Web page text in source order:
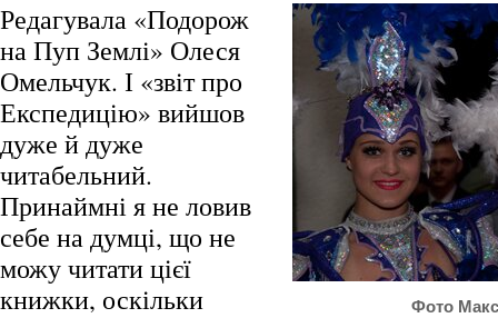
Фото
Редагувала «Подорож
на Пуп Землі» Олеся
Омельчук. І «звіт про
Експедицію» вийшов
дуже й дуже
читабельний.
Принаймні я не ловив
себе на думці, що не
можу читати цієї
книжки, оскільки